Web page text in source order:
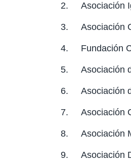
Asociación
Asociación
Fundación
Asociación
Asociación
Asociación
Asociación
Asociación